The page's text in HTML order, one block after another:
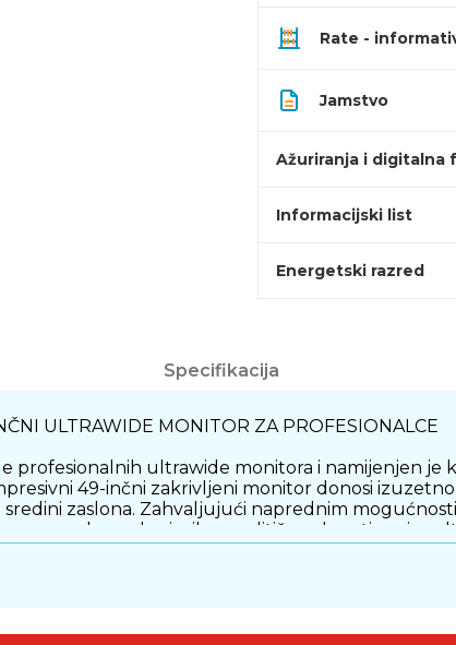
Rate -
Jamstvo
Ažuriranja i digitalna
Informacijski list
Energetski razred
Specifikacija
ULTRAWIDE MONITOR ZA PROFESIONALCE
profesionalnih ultrawide monitora i namijenjen je
49-inčni zakrivljeni monitor donosi
zaslona. Zahvaljujući naprednim
za poslovne korisnike, analitičare, kreativce i
istovremeni rad u više aplikacija bez